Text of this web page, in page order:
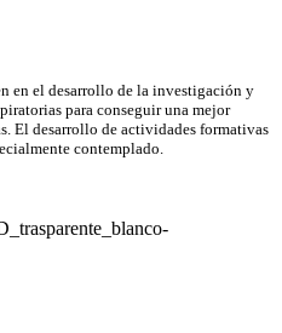
en el desarrollo de la investigación y
para conseguir una mejor
El desarrollo de actividades formativas
contemplado.